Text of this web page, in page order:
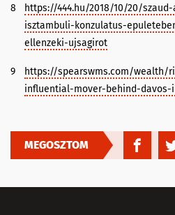
8
https://444.hu/2018/10/20/
isztambuli-konzulatus-
ellenzeki-ujsagirot
9
https://spearswms.com/wealth/
influential-mover-behind-
MEGOSZTOM